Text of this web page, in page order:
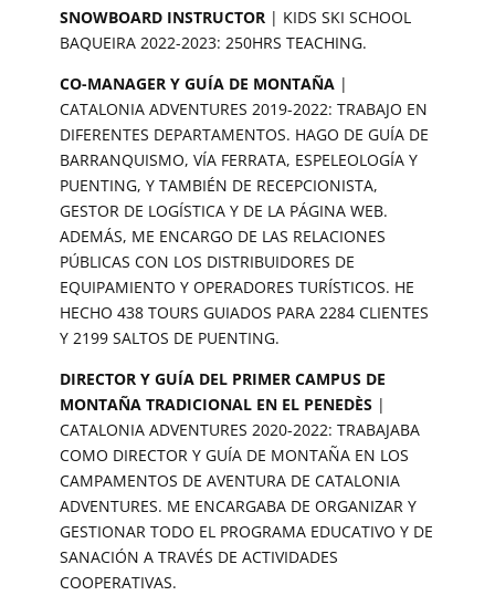
SNOWBOARD INSTRUCTOR| KIDS SKI SCHOOL
BAQUEIRA 2022-2023: 250HRS TEACHING.
CO-MANAGER Y GUÍA DE MONTAÑA|
CATALONIA ADVENTURES 2019-2022: TRABAJO EN
DIFERENTES DEPARTAMENTOS. HAGO DE GUÍA DE
BARRANQUISMO, VÍA FERRATA, ESPELEOLOGÍA Y
PUENTING, Y TAMBIÉN DE RECEPCIONISTA,
GESTOR DE LOGÍSTICA Y DE LA PÁGINA WEB.
ADEMÁS, ME ENCARGO DE LAS RELACIONES
PÚBLICAS CON LOS DISTRIBUIDORES DE
EQUIPAMIENTO Y OPERADORES TURÍSTICOS. HE
HECHO 438 TOURS GUIADOS PARA 2284 CLIENTES
Y 2199 SALTOS DE PUENTING.
DIRECTOR Y GUÍA DEL PRIMER CAMPUS DE
MONTAÑA TRADICIONAL EN EL PENEDÈS|
CATALONIA ADVENTURES 2020-2022: TRABAJABA
COMO DIRECTOR Y GUÍA DE MONTAÑA EN LOS
CAMPAMENTOS DE AVENTURA DE CATALONIA
ADVENTURES. ME ENCARGABA DE ORGANIZAR Y
GESTIONAR TODO EL PROGRAMA EDUCATIVO Y DE
SANACIÓN A TRAVÉS DE ACTIVIDADES
COOPERATIVAS.